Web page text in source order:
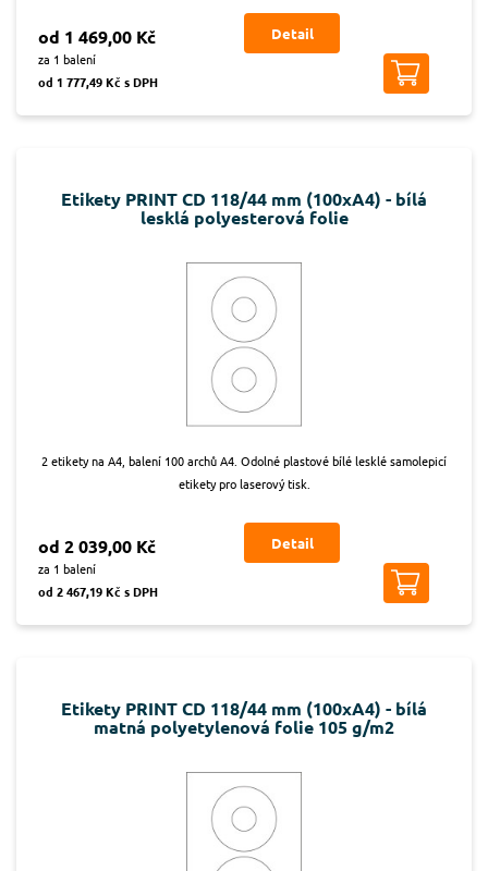
od 1 469,00 Kč
za 1 balení
od 1 777,49 Kč s DPH
Detail
Etikety PRINT CD 118/44 mm (100xA4) - bílá
lesklá polyesterová folie
2 etikety na A4, balení 100 archů A4. Odolné plastové bílé lesklé samolepicí
etikety pro laserový tisk.
od 2 039,00 Kč
za 1 balení
od 2 467,19 Kč s DPH
Detail
Etikety PRINT CD 118/44 mm (100xA4) - bílá
matná polyetylenová folie 105 g/m2